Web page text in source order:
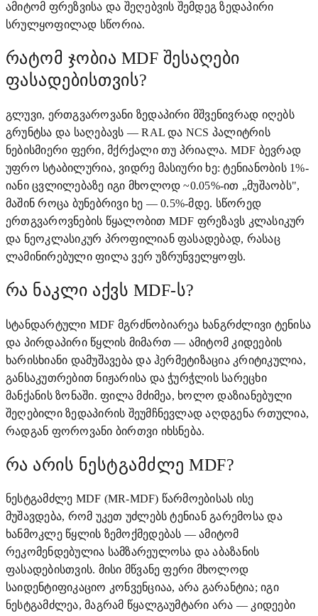
ამიტომ ფრეზვისა და შეღებვის შემდეგ ზედაპირი
სრულყოფილად სწორია.
რატომ ჯობია MDF შესაღები
ფასადებისთვის?
გლუვი, ერთგვაროვანი ზედაპირი მშვენივრად იღებს
გრუნტსა და საღებავს — RAL და NCS პალიტრის
ნებისმიერი ფერი, მქრქალი თუ პრიალა. MDF ბევრად
უფრო სტაბილურია, ვიდრე მასიური ხე: ტენიანობის 1%-
იანი ცვლილებაზე იგი მხოლოდ ~0.05%-ით „მუშაობს",
მაშინ როცა ბუნებრივი ხე — 0.5%-მდე. სწორედ
ერთგვაროვნების წყალობით MDF ფრეზავს კლასიკურ
და ნეოკლასიკურ პროფილიან ფასადებად, რასაც
ლამინირებული ფილა ვერ უზრუნველყოფს.
რა ნაკლი აქვს MDF-ს?
სტანდარტული MDF მგრძნობიარეა ხანგრძლივი ტენისა
და პირდაპირი წყლის მიმართ — ამიტომ კიდეების
ხარისხიანი დამუშავება და ჰერმეტიზაცია კრიტიკულია,
განსაკუთრებით ნიჟარისა და ჭურჭლის სარეცხი
მანქანის ზონაში. ფილა მძიმეა, ხოლო დაზიანებული
შეღებილი ზედაპირის შეუმჩნევლად აღდგენა რთულია,
რადგან ფოროვანი ბირთვი იხსნება.
რა არის ნესტგამძლე MDF?
ნესტგამძლე MDF (MR-MDF) წარმოებისას ისე
მუშავდება, რომ უკეთ უძლებს ტენიან გარემოსა და
ხანმოკლე წყლის ზემოქმედებას — ამიტომ
რეკომენდებულია სამზარეულოსა და აბაზანის
ფასადებისთვის. მისი მწვანე ფერი მხოლოდ
საიდენტიფიკაციო კონვენციაა, არა გარანტია; იგი
ნესტგამძლეა, მაგრამ წყალგაუმტარი არა — კიდეები